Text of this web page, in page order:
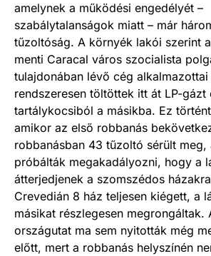
amelynek a működési engedélyét –
szabálytalanságok miatt – már
tűzoltóság. A környék lakói szerint
menti Caracal város szocialista
tulajdonában lévő cég
rendszeresen töltöttek itt át LP-gázt
tartálykocsiból a másikba. Ez
amikor az első robbanás
robbanásban 43 tűzoltó sérült meg,
próbálták megakadályozni, hogy a
átterjedjenek a szomszédos
Crevedián 8 ház teljesen kiégett, a
másikat részlegesen megrongáltak.
országutat ma sem nyitották még
előtt, mert a robbanás helyszínén